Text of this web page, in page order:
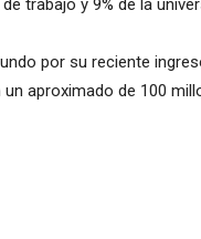
trabajo y 9% de la
por su reciente
aproximado de 100